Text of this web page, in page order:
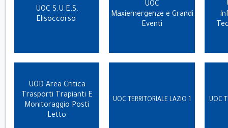
UOC S.U.E.S.
Elisoccorso
UOC
Maxiemergenze e Grandi
Eventi
UOD Area Critica
Trasporti Trapianti E
Monitoraggio Posti
Letto
UOC TERRITORIALE LAZIO 1 UOC